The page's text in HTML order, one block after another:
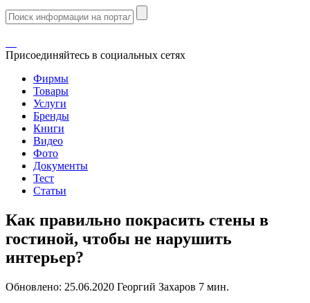
Присоединяйтесь в социальных сетях
Фирмы
Товары
Услуги
Бренды
Книги
Видео
Фото
Документы
Тест
Статьи
Как правильно покрасить стены в
гостиной, чтобы не нарушить
интерьер?
Обновлено: 25.06.2020 Георгий Захаров 7 мин.